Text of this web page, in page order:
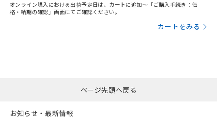
オンライン購入における出荷予定日は、カートに追加～「ご購入手続き：価
格・納期の確認」画面にてご確認ください。
カートをみる
ページ先頭へ戻る
お知らせ・最新情報